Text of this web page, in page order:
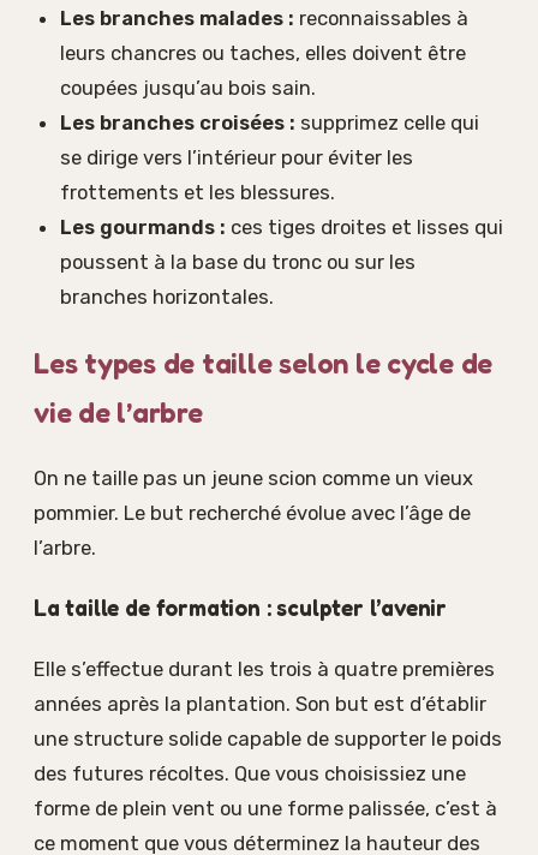
Les branches malades : reconnaissables à
leurs chancres ou taches, elles doivent être
coupées jusqu’au bois sain.
Les branches croisées : supprimez celle qui
se dirige vers l’intérieur pour éviter les
frottements et les blessures.
Les gourmands : ces tiges droites et lisses qui
poussent à la base du tronc ou sur les
branches horizontales.
Les types de taille selon le cycle de
vie de l’arbre
On ne taille pas un jeune scion comme un vieux
pommier. Le but recherché évolue avec l’âge de
l’arbre.
La taille de formation : sculpter l’avenir
Elle s’effectue durant les trois à quatre premières
années après la plantation. Son but est d’établir
une structure solide capable de supporter le poids
des futures récoltes. Que vous choisissiez une
forme de plein vent ou une forme palissée, c’est à
ce moment que vous déterminez la hauteur des